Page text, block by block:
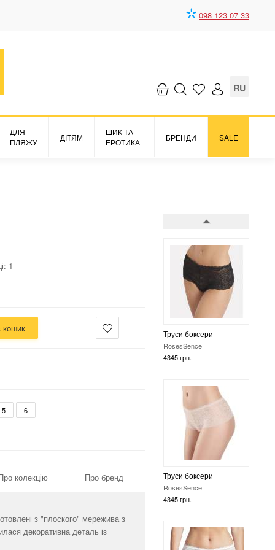
098 123 07 33
RU
ДЛЯ
ПЛЯЖУ
ДІТЯМ
ШИК ТА
ЕРОТИКА
БРЕНДИ SALE
Труси боксери
RosesSence
4345 грн.
Труси боксери
RosesSence
4345 грн.
1
кошик
5 6
колекцію Про бренд
з "плоского" мережива з
декоративна деталь із